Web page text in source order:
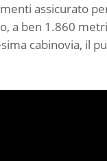
assicurato
a ben 1.860
cabinovia, il